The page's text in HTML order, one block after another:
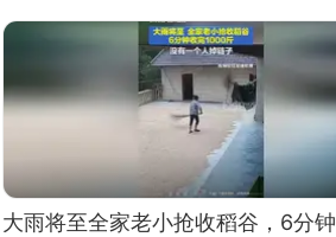
大雨将至全家老小抢收稻谷，6分